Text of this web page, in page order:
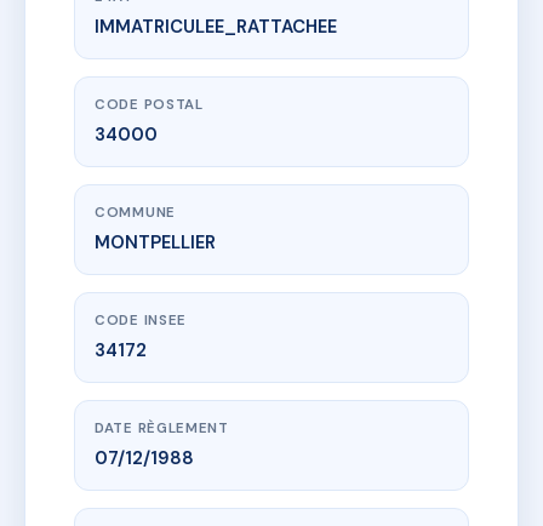
www.vme.plus/AC6612568
8 RUE D'ALGER
8 r d'alger34000 MONTPELLIER
IMMATRICULEE_RATTACHEE
CODE POSTAL
34000
COMMUNE
MONTPELLIER
CODE INSEE
34172
DATE RÈGLEMENT
07/12/1988